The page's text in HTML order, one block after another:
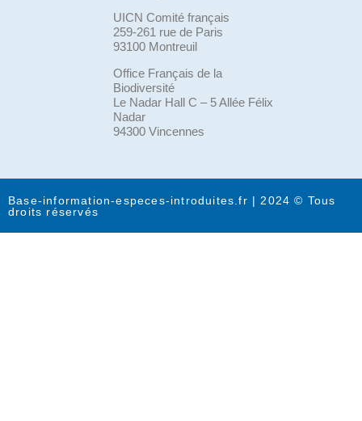
UICN Comité français
259-261 rue de Paris
93100 Montreuil
Office Français de la
Biodiversité
Le Nadar Hall C – 5 Allée Félix
Nadar
94300 Vincennes
Base-information-especes-introduites.fr | 2024 © Tous
droits réservés